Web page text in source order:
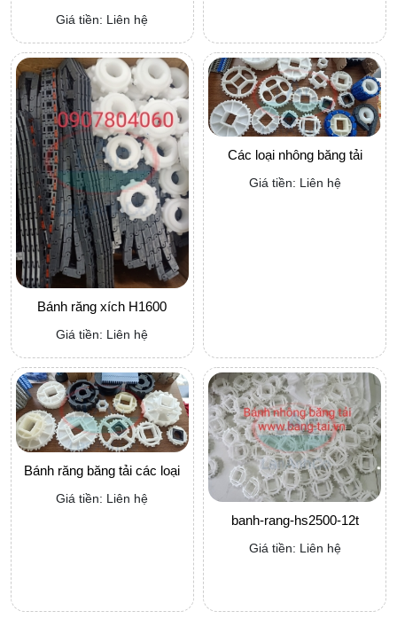
Giá tiền: Liên hệ
Bánh răng xích H1600
Giá tiền: Liên hệ
Các loại nhông băng tải
Giá tiền: Liên hệ
Bánh răng băng tải các loại
Giá tiền: Liên hệ
banh-rang-hs2500-12t
Giá tiền: Liên hệ